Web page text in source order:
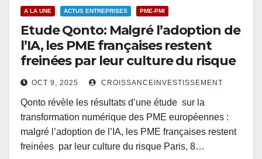
A LA UNE ACTUS ENTREPRISES PME-PMI
Etude Qonto: Malgré l’adoption de
l’IA, les PME françaises restent
freinées par leur culture du risque
OCT 9, 2025 CROISSANCEINVESTISSEMENT
Qonto révèle les résultats d’une étude sur la
transformation numérique des PME européennes :
malgré l’adoption de l’IA, les PME françaises restent
freinées par leur culture du risque Paris, 8…